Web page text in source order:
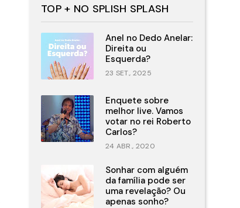
TOP + NO SPLISH SPLASH
Anel no Dedo Anelar:
Direita ou
Esquerda?
23 SET., 2025
Enquete sobre
melhor live. Vamos
votar no rei Roberto
Carlos?
24 ABR., 2020
Sonhar com alguém
da família pode ser
uma revelação? Ou
apenas sonho?